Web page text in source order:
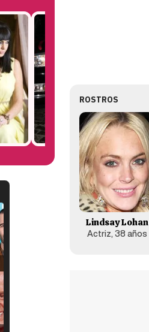
ROSTROS
Lindsay Lohan
Actriz, 38 años